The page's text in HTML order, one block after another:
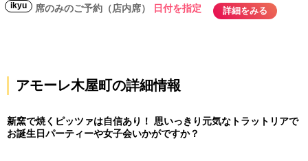
ikyu 席のみのご予約（店内席） 日付を指定 詳細をみる
アモーレ木屋町の詳細情報
新窯で焼くピッツァは自信あり！ 思いっきり元気なトラットリアで
お誕生日パーティーや女子会いかがですか？